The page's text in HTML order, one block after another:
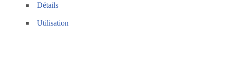
Détails
Utilisation